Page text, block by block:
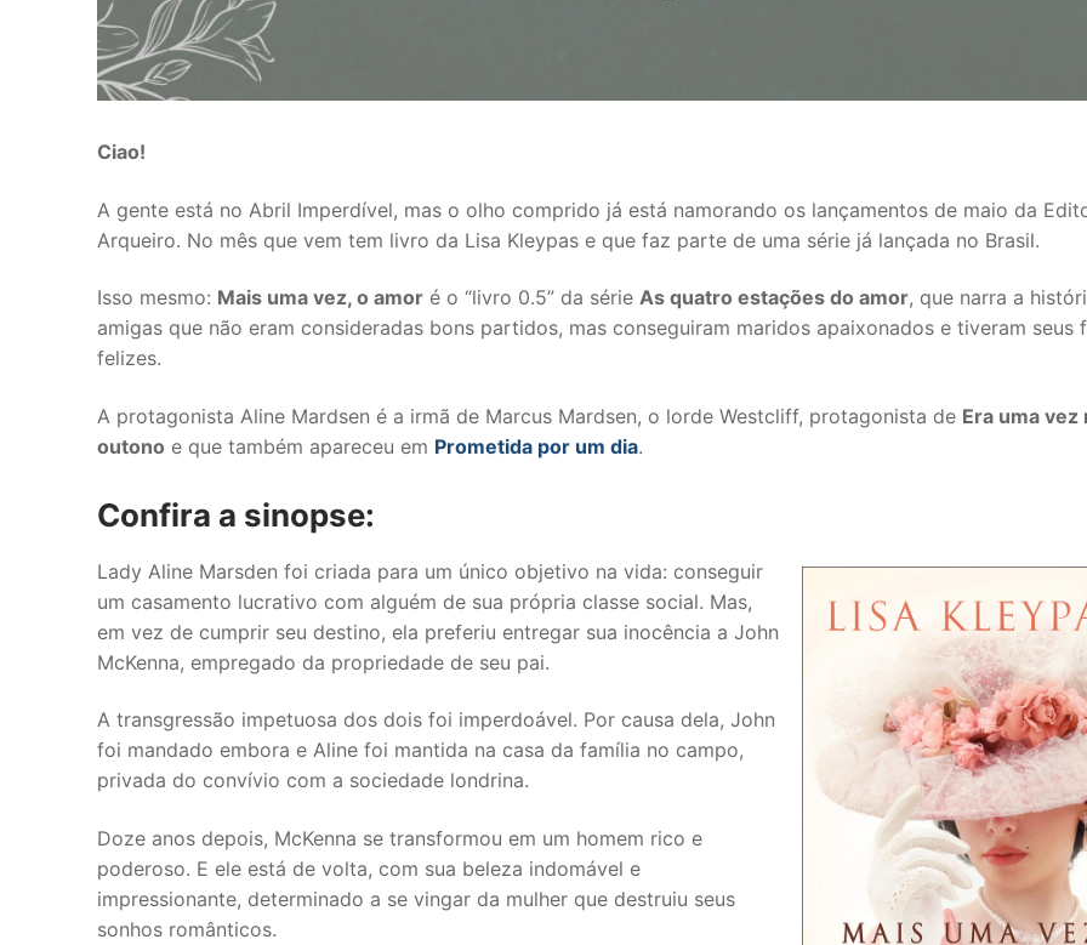
Ciao!
A gente está no Abril Imperdível, mas o olho comprido já está namorando os lançamentos de maio da
Arqueiro. No mês que vem tem livro da Lisa Kleypas e que faz parte de uma série já lançada no Brasil.
Isso mesmo: Mais uma vez, o amor é o “livro 0.5” da série As quatro estações do amor, que narra a
amigas que não eram consideradas bons partidos, mas conseguiram maridos apaixonados e tiveram seus
felizes.
A protagonista Aline Mardsen é a irmã de Marcus Mardsen, o lorde Westcliff, protagonista de Era uma vez
outono e que também apareceu em Prometida por um dia.
Confira a sinopse:
Lady Aline Marsden foi criada para um único objetivo na vida: conseguir
um casamento lucrativo com alguém de sua própria classe social. Mas,
em vez de cumprir seu destino, ela preferiu entregar sua inocência a John
McKenna, empregado da propriedade de seu pai.
A transgressão impetuosa dos dois foi imperdoável. Por causa dela, John
foi mandado embora e Aline foi mantida na casa da família no campo,
privada do convívio com a sociedade londrina.
Doze anos depois, McKenna se transformou em um homem rico e
poderoso. E ele está de volta, com sua beleza indomável e
impressionante, determinado a se vingar da mulher que destruiu seus
sonhos românticos.